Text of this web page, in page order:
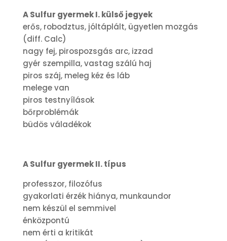
A Sulfur gyermek I. külső jegyek
erős, robodztus, jóltáplált, ügyetlen mozgás
(diff. Calc)
nagy fej, pirospozsgás arc, izzad
gyér szempilla, vastag szálú haj
piros száj, meleg kéz és láb
melege van
piros testnyílások
bőrproblémák
büdös váladékok
A Sulfur gyermek II. típus
professzor, filozófus
gyakorlati érzék hiánya, munkaundor
nem készül el semmivel
énközpontú
nem érti a kritikát